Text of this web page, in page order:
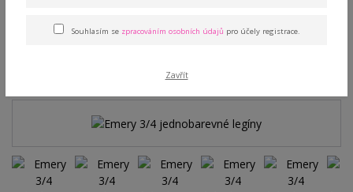
legínySouhlasím se zpracováním osobních údajů pro účely registrace.
Zavřít